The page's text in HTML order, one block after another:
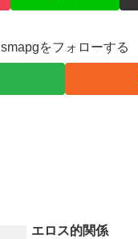
smapgをフォローする
エロス的関係